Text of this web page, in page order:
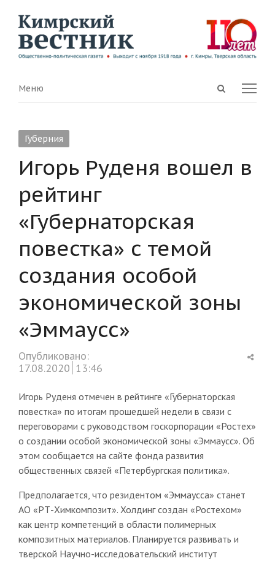
Open
Menu
Меню
Губерния
Игорь Руденя вошел в
рейтинг
«Губернаторская
повестка» с темой
создания особой
экономической зоны
«Эммаусс»
Опубликовано:
17.08.2020 13:46
Игорь Руденя отмечен в рейтинге «Губернаторская
повестка» по итогам прошедшей недели в связи с
переговорами с руководством госкорпорации «Ростех»
о создании особой экономической зоны «Эммаусс». Об
этом сообщается на сайте фонда развития
общественных связей «Петербургская политика».
Предполагается, что резидентом «Эммаусса» станет
АО «РТ-Химкомпозит». Холдинг создан «Ростехом»
как центр компетенций в области полимерных
композитных материалов. Планируется развивать и
тверской Научно-исследовательский институт